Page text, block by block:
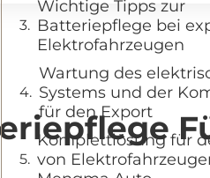
Wichtige Tipps zur
Batteriepflege bei
Elektrofahrzeugen
Wartung des
Systems und der
für den Export
Komplettlösung für
von